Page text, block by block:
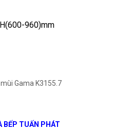
960)mm
BẾP TUẤN PHÁT